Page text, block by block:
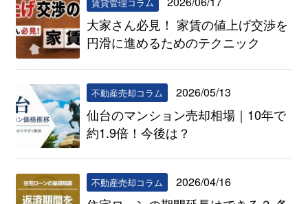
大家さん必見！ 家賃の値上げ交渉を
円滑に進めるためのテクニック
不動産売却コラム 2026/05/13
仙台のマンション売却相場｜10年で
約1.9倍！今後は？
不動産売却コラム 2026/04/16